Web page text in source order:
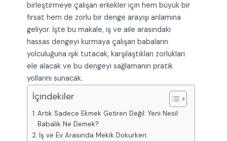
birleştirmeye çalışan erkekler için hem büyük bir
fırsat hem de zorlu bir denge arayışı anlamına
geliyor. İşte bu makale, iş ve aile arasındaki
hassas dengeyi kurmaya çalışan babaların
yolculuğuna ışık tutacak, karşılaştıkları zorlukları
ele alacak ve bu dengeyi sağlamanın pratik
yollarını sunacak.
İçindekiler
Artık Sadece Ekmek Getiren Değil: Yeni Nesil
Babalık Ne Demek?
İş ve Ev Arasında Mekik Dokurken: